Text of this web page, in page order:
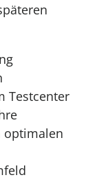
Testcenter
optimalen